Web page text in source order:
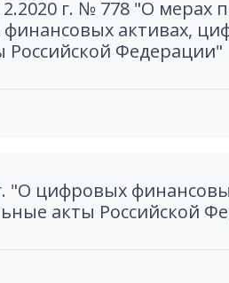
г. № 778 "О мерах
активах,
Российской Федерации"
"О цифровых
акты Российской